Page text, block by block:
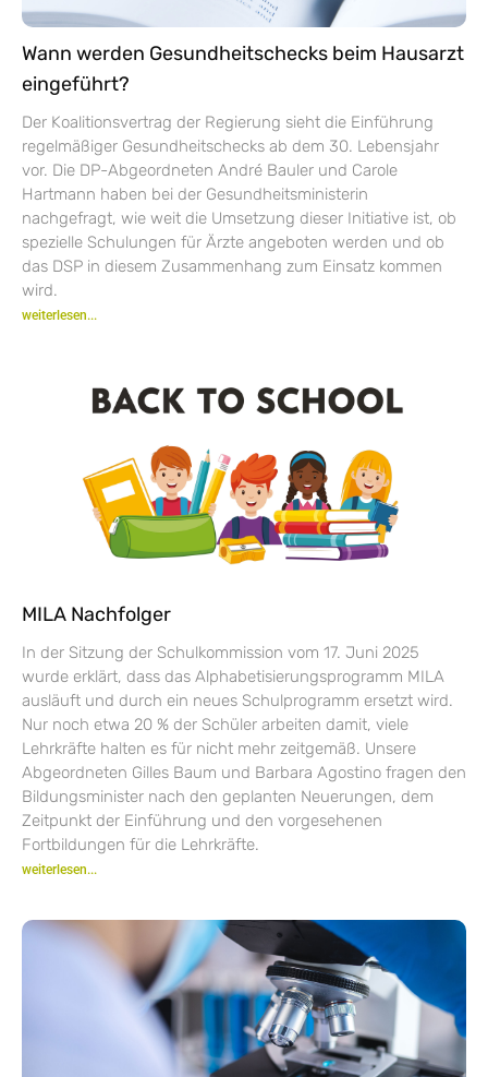
Wann werden Gesundheitschecks beim Hausarzt
eingeführt?
Der Koalitionsvertrag der Regierung sieht die Einführung
regelmäßiger Gesundheitschecks ab dem 30. Lebensjahr
vor. Die DP-Abgeordneten André Bauler und Carole
Hartmann haben bei der Gesundheitsministerin
nachgefragt, wie weit die Umsetzung dieser Initiative ist, ob
spezielle Schulungen für Ärzte angeboten werden und ob
das DSP in diesem Zusammenhang zum Einsatz kommen
wird.
weiterlesen...
MILA Nachfolger
In der Sitzung der Schulkommission vom 17. Juni 2025
wurde erklärt, dass das Alphabetisierungsprogramm MILA
ausläuft und durch ein neues Schulprogramm ersetzt wird.
Nur noch etwa 20 % der Schüler arbeiten damit, viele
Lehrkräfte halten es für nicht mehr zeitgemäß. Unsere
Abgeordneten Gilles Baum und Barbara Agostino fragen den
Bildungsminister nach den geplanten Neuerungen, dem
Zeitpunkt der Einführung und den vorgesehenen
Fortbildungen für die Lehrkräfte.
weiterlesen...